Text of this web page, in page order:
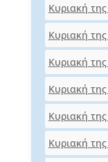
Κυριακή
Κυριακή
Κυριακή
Κυριακή
Κυριακή
Κυριακή